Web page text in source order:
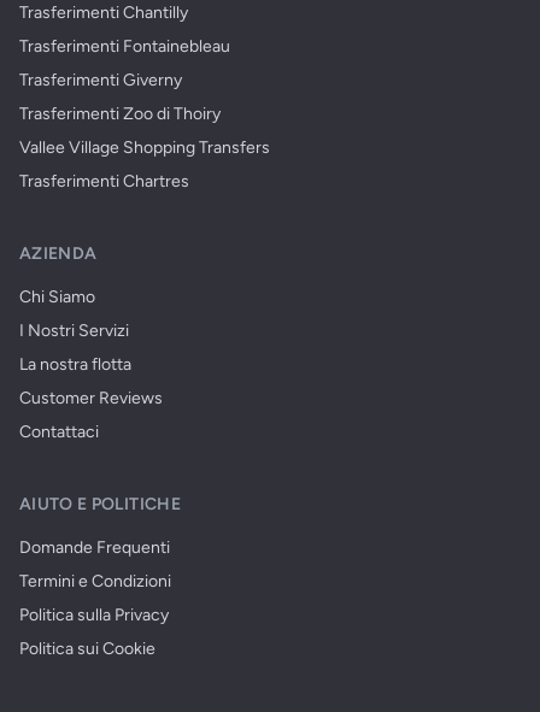
Trasferimenti Chantilly
Trasferimenti Fontainebleau
Trasferimenti Giverny
Trasferimenti Zoo di Thoiry
Vallee Village Shopping Transfers
Trasferimenti Chartres
AZIENDA
Chi Siamo
I Nostri Servizi
La nostra flotta
Customer Reviews
Contattaci
AIUTO E POLITICHE
Domande Frequenti
Termini e Condizioni
Politica sulla Privacy
Politica sui Cookie